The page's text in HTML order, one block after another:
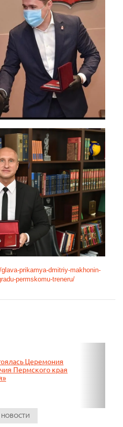
prikamya-dmitriy-makhonin-
permskomu-treneru/
Церемония
Пермского края
НОВОСТИ